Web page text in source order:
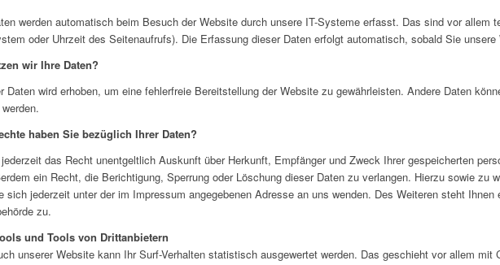
werden automatisch beim Besuch der Website durch unsere IT-Systeme erfasst. Das sind vor allem
oder Uhrzeit des Seitenaufrufs). Die Erfassung dieser Daten erfolgt automatisch, sobald Sie unsere
wir Ihre Daten?
Daten wird erhoben, um eine fehlerfreie Bereitstellung der Website zu gewährleisten. Andere Daten
haben Sie bezüglich Ihrer Daten?
das Recht unentgeltlich Auskunft über Herkunft, Empfänger und Zweck Ihrer gespeicherten
ein Recht, die Berichtigung, Sperrung oder Löschung dieser Daten zu verlangen. Hierzu sowie zu
sich jederzeit unter der im Impressum angegebenen Adresse an uns wenden. Des Weiteren steht
zu.
und Tools von Drittanbietern
unserer Website kann Ihr Surf-Verhalten statistisch ausgewertet werden. Das geschieht vor allem mit